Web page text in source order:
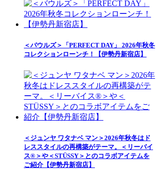
＜バウルズ＞「PERFECT DAY」 2026年秋冬
コレクションローンチ！【伊勢丹新宿店】
＜ジュンヤ ワタナベ マン＞2026年秋冬はド
レススタイルの再構築がテーマ。＜リーバイ
ス®＞や＜STÜSSY＞とのコラボアイテムを
ご紹介【伊勢丹新宿店】